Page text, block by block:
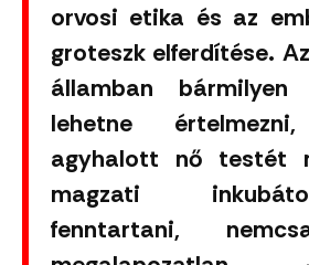
orvosi etika és az
groteszk elferdítése.
államban
lehetne
agyhalott nő testét
magzati
fenntartani,